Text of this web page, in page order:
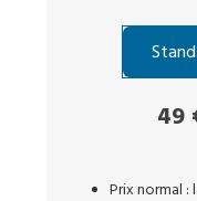
49
Prix normal :